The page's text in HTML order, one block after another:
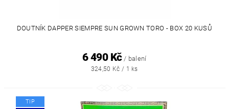
DOUTNÍK DAPPER SIEMPRE SUN GROWN TORO - BOX 20 KUSŮ
6 490 Kč / balení
324,50 Kč / 1 ks
TIP